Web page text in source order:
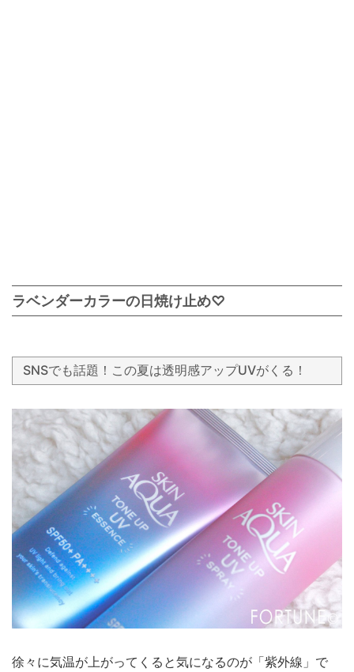
ラベンダーカラーの日焼け止め♡
SNSでも話題！この夏は透明感アップUVがくる！
徐々に気温が上がってくると気になるのが「紫外線」で